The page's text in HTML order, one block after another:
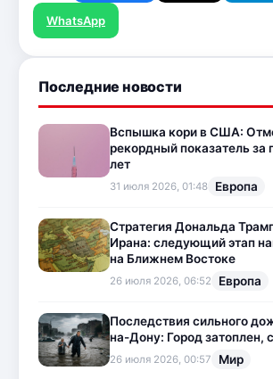
WhatsApp
Последние новости
Вспышка кори в США:
рекордный показатель за
лет
31 июля 2026, 01:48 Европа
Стратегия Дональда
Ирана: следующий этап
на Ближнем Востоке
26 июля 2026, 06:52 Европа
Последствия сильного
на-Дону: Город затоплен,
26 июля 2026, 00:57 Мир